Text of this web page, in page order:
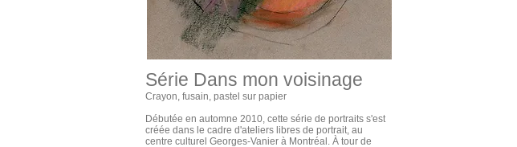
Série Dans mon voisinage
Crayon, fusain, pastel sur papier
Débutée en automne 2010, cette série de portraits s'est
créée dans le cadre d'ateliers libres de portrait, au
centre culturel Georges-Vanier à Montréal. À tour de